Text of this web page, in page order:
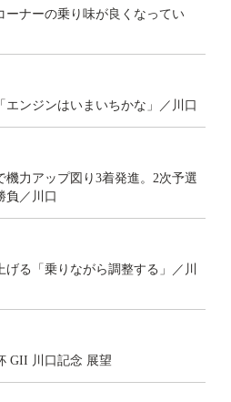
ーナーの乗り味が良くなってい
ンジンはいまいちかな」／川口
力アップ図り3着発進。2次予選
負／川口
る「乗りながら調整する」／川
GII 川口記念 展望